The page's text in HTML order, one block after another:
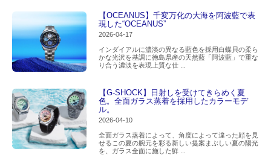
【OCEANUS】千変万化の大海を阿波藍で表
現した“OCEANUS”
2026-04-17
インダイアルに濃淡の異なる藍色を採用白蝶貝の柔ら
かな光沢を基調に徳島県産の天然藍「阿波藍」で重な
り合う濃淡を表現上質な仕 ...
【G-SHOCK】日射しを受けてきらめく夏
色。全面ガラス蒸着を採用したカラーモデ
ル。
2026-04-10
全面ガラス蒸着によって、角度によって違った顔を見
せるこの夏の腕元を彩る新しい提案まぶしい夏の陽光
を、ガラス全面に施した鮮 ...